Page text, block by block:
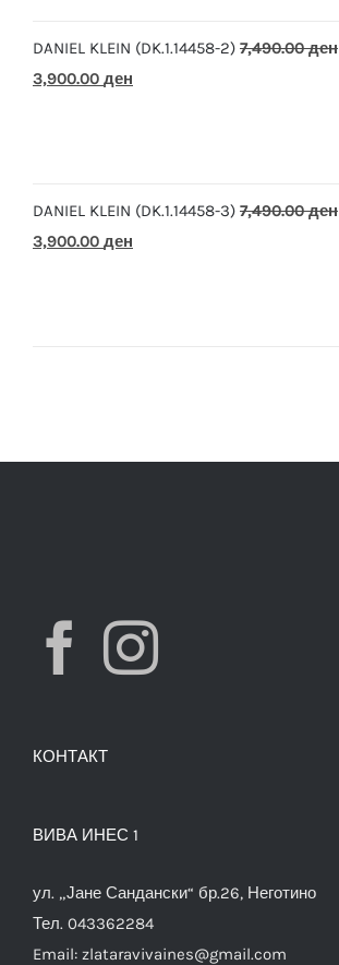
DANIEL KLEIN (DK.1.14458-2) 7,490.00ден
Original
3,900.00 ден
DANIEL KLEIN (DK.1.14458-3) 7,490.00ден
Original
3,900.00 ден
КОНТАКТ
ВИВА ИНЕС 1
ул. „Јане Сандански“ бр.26, Неготино
Тел. 043362284
Email: zlataravivaines@gmail.com